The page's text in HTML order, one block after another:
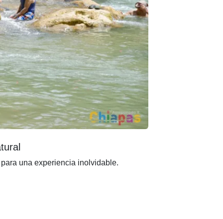
una experiencia inolvidable.